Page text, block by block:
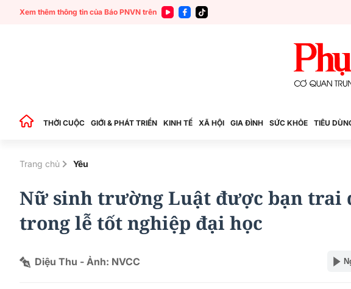
Xem thêm thông tin của Báo PNVN trên
THỜI CUỘC GIỚI & PHÁT TRIỂN KINH TẾ XÃ HỘI GIA ĐÌNH SỨC KHỎE TIÊU
Trang chủ Yêu
Nữ sinh trường Luật được bạn trai
trong lễ tốt nghiệp đại học
Diệu Thu - Ảnh: NVCC